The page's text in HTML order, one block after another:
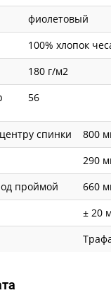
фиолетовый
100% хлопок
180 г/м2
56
спинки
800
290
проймой
660
± 20